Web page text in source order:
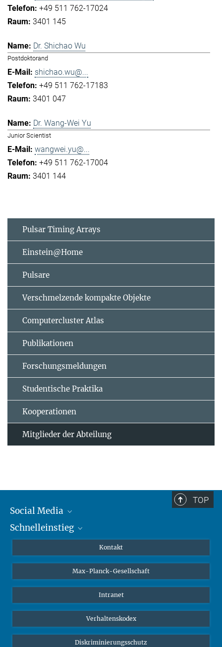
+49 511 762-17024
3401 145
Dr. Shichao Wu
Postdoktorand
shichao.wu@...
+49 511 762-17183
3401 047
Dr. Wang-Wei Yu
Junior Scientist
wangwei.yu@...
+49 511 762-17004
3401 144
Pulsar Timing Arrays
Einstein@Home
Pulsare
Verschmelzende kompakte Objekte
Computercluster Atlas
Publikationen
Forschungsmeldungen
Studentische Praktika
Kooperationen
Mitglieder der Abteilung
TOP
Social Media
Mastodon
Schnelleinstieg
Studierende
Schüler*innen
Öffentlichkeit
Alumnae | Alumni
Kontakt
Max-Planck-Gesellschaft
Intranet
Verhaltenskodex
Diskriminierungsschutz